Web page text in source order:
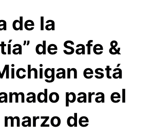
de la
de Safe &
está
para el
de